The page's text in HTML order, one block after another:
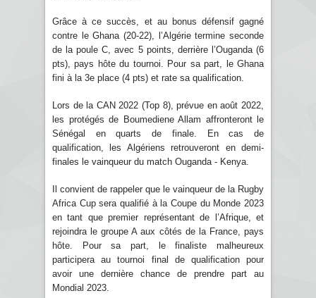
Grâce à ce succès, et au bonus défensif gagné
contre le Ghana (20-22), l’Algérie termine seconde
de la poule C, avec 5 points, derrière l’Ouganda (6
pts), pays hôte du tournoi. Pour sa part, le Ghana
fini à la 3e place (4 pts) et rate sa qualification.
Lors de la CAN 2022 (Top 8), prévue en août 2022,
les protégés de Boumediene Allam affronteront le
Sénégal en quarts de finale. En cas de
qualification, les Algériens retrouveront en demi-
finales le vainqueur du match Ouganda - Kenya.
Il convient de rappeler que le vainqueur de la Rugby
Africa Cup sera qualifié à la Coupe du Monde 2023
en tant que premier représentant de l’Afrique, et
rejoindra le groupe A aux côtés de la France, pays
hôte. Pour sa part, le finaliste malheureux
participera au tournoi final de qualification pour
avoir une dernière chance de prendre part au
Mondial 2023.